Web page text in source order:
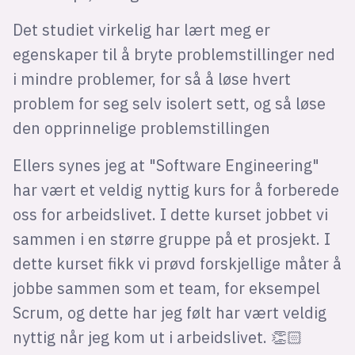
Det studiet virkelig har lært meg er
egenskaper til å bryte problemstillinger ned
i mindre problemer, for så å løse hvert
problem for seg selv isolert sett, og så løse
den opprinnelige problemstillingen
Ellers synes jeg at "Software Engineering"
har vært et veldig nyttig kurs for å forberede
oss for arbeidslivet. I dette kurset jobbet vi
sammen i en større gruppe på et prosjekt. I
dette kurset fikk vi prøvd forskjellige måter å
jobbe sammen som et team, for eksempel
Scrum, og dette har jeg følt har vært veldig
nyttig når jeg kom ut i arbeidslivet. 👏🏻